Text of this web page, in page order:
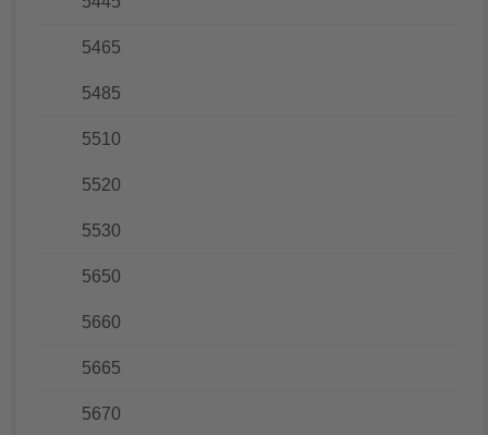
5465
5485
5510
5520
5530
5650
5660
5665
5670